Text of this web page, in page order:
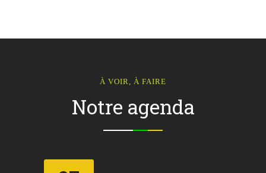
À VOIR, À FAIRE
Notre agenda